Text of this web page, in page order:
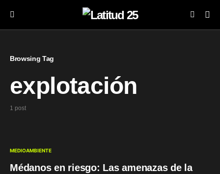
Browsing Tag
explotación
1 post
MEDIOAMBIENTE
Médanos en riesgo: Las amenazas de la